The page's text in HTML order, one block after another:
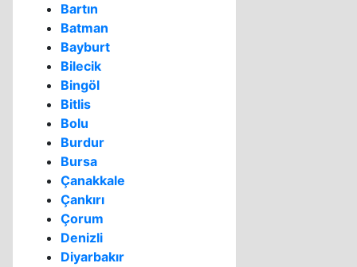
Bartın
Batman
Bayburt
Bilecik
Bingöl
Bitlis
Bolu
Burdur
Bursa
Çanakkale
Çankırı
Çorum
Denizli
Diyarbakır